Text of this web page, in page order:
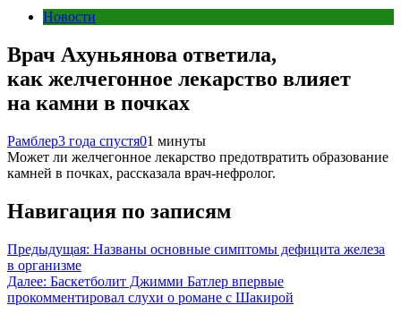
Новости
Врач Ахуньянова ответила,
как желчегонное лекарство влияет
на камни в почках
Рамблер3 года спустя01 минуты
Может ли желчегонное лекарство предотвратить образование
камней в почках, рассказала врач-нефролог.
Навигация по записям
Предыдущая: Названы основные симптомы дефицита железа
в организме
Далее: Баскетболит Джимми Батлер впервые
прокомментировал слухи о романе с Шакирой